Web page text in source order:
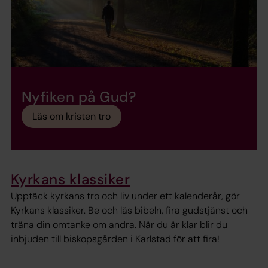
Nyfiken på Gud?
Läs om kristen tro
Kyrkans klassiker
Upptäck kyrkans tro och liv under ett kalenderår, gör
Kyrkans klassiker. Be och läs bibeln, fira gudstjänst och
träna din omtanke om andra. När du är klar blir du
inbjuden till biskopsgården i Karlstad för att fira!